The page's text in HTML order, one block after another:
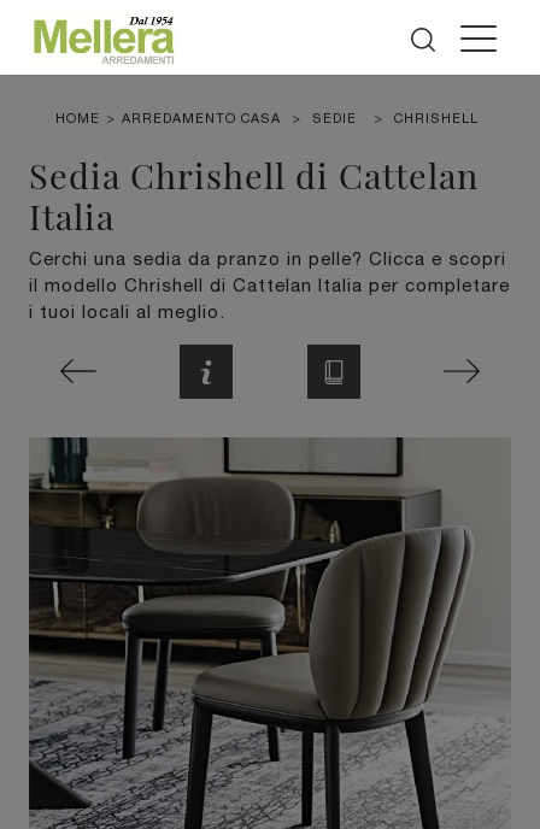
HOME > ARREDAMENTO CASA > SEDIE > CHRISHELL
Sedia Chrishell di Cattelan
Italia
Cerchi una sedia da pranzo in pelle? Clicca e scopri
il modello Chrishell di Cattelan Italia per completare
i tuoi locali al meglio.